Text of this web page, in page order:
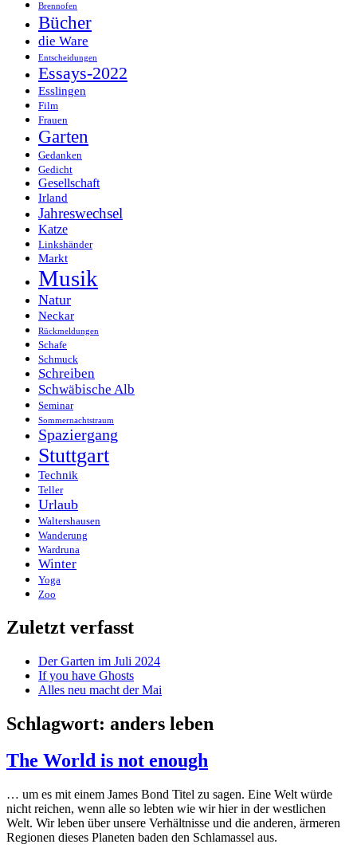
Brennofen
Bücher
die Ware
Entscheidungen
Essays-2022
Esslingen
Film
Frauen
Garten
Gedanken
Gedicht
Gesellschaft
Irland
Jahreswechsel
Katze
Linkshänder
Markt
Musik
Natur
Neckar
Rückmeldungen
Schafe
Schmuck
Schreiben
Schwäbische Alb
Seminar
Sommernachtstraum
Spaziergang
Stuttgart
Technik
Teller
Urlaub
Waltershausen
Wanderung
Wardruna
Winter
Yoga
Zoo
Zuletzt verfasst
Der Garten im Juli 2024
If you have Ghosts
Alles neu macht der Mai
Schlagwort: anders leben
The World is not enough
… um es mit einem James Bond Titel zu sagen. Eine Welt würde
nicht reichen, wenn alle so lebten wie wir hier in der westlichen
Welt. Wir leben über unsere Verhältnisse und die anderen, ärmeren
Regionen dieses Planeten baden den Schlamassel aus.